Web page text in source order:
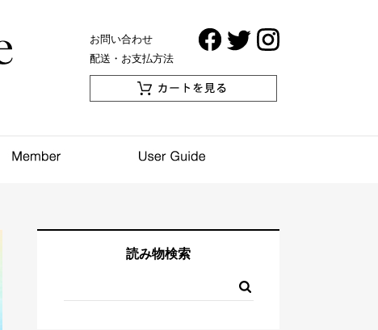
お問い合わせ
配送・お支払方法
読み物検索